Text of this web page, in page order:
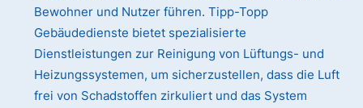
Bewohner und Nutzer führen. Tipp-Topp
Gebäudedienste bietet spezialisierte
Dienstleistungen zur Reinigung von Lüftungs- und
Heizungssystemen, um sicherzustellen, dass die Luft
frei von Schadstoffen zirkuliert und das System